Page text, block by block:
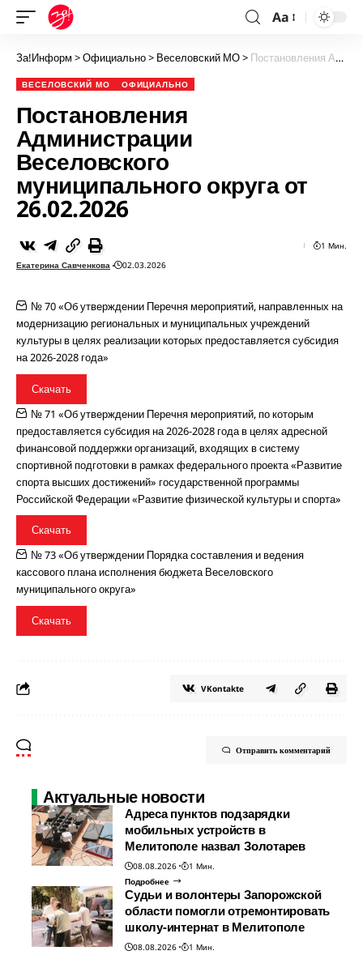
Aa
За!Информ >Официально> Веселовский МО> Постановления Администрации Веселовского муниципального округа от 26.02.2026
ВЕСЕЛОВСКИЙ МО ОФИЦИАЛЬНО
Постановления
Администрации
Веселовского
муниципального округа от
26.02.2026
Екатерина Савченкова 02.03.2026
1 Мин.
№ 70 «Об утверждении Перечня мероприятий, направленных на
модернизацию региональных и муниципальных учреждений
культуры в целях реализации которых предоставляется субсидия
на 2026-2028 года»
Скачать
№ 71 «Об утверждении Перечня мероприятий, по которым
предоставляется субсидия на 2026-2028 года в целях адресной
финансовой поддержки организаций, входящих в систему
спортивной подготовки в рамках федерального проекта «Развитие
спорта высших достижений» государственной программы
Российской Федерации «Развитие физической культуры и спорта»
Скачать
№ 73 «Об утверждении Порядка составления и ведения
кассового плана исполнения бюджета Веселовского
муниципального округа»
Скачать
VKontakte
Отправить комментарий
Актуальные новости
Адреса пунктов подзарядки
мобильных устройств в
Мелитополе назвал Золотарев
08.08.2026
1 Мин.
Подробнее
Судьи и волонтеры Запорожской
области помогли отремонтировать
школу-интернат в Мелитополе
08.08.2026
1 Мин.